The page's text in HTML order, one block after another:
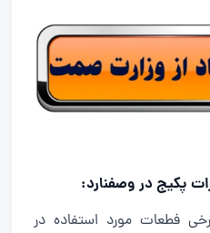
فطعات مورد استفاده در